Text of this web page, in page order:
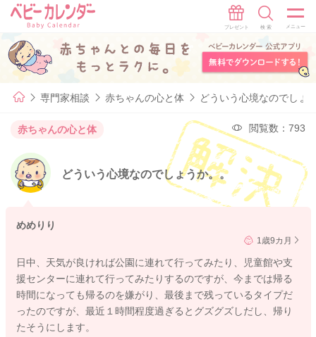
専門家相談 赤ちゃんの心と体 どういう心境なのでしょ
赤ちゃんの心と体 閲覧数：793
どういう心境なのでしょうか。。
めめりり
1歳9カ月
日中、天気が良ければ公園に連れて行ってみたり、児童館や支
援センターに連れて行ってみたりするのですが、今までは帰る
時間になっても帰るのを嫌がり、最後まで残っているタイプだ
ったのですが、最近１時間程度過ぎるとグズグズしだし、帰り
たそうにします。